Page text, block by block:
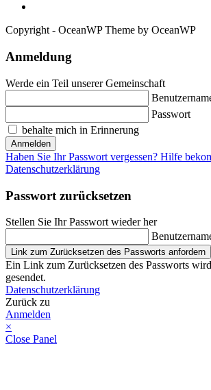
Copyright - OceanWP Theme by OceanWP
Anmeldung
Werde ein Teil unserer Gemeinschaft
Passwort
behalte mich in Erinnerung
Anmelden
Haben Sie Ihr Passwort vergessen? Hilfe
Datenschutzerklärung
Passwort zurücksetzen
Stellen Sie Ihr Passwort wieder her
Link zum Zurücksetzen des Passworts anfordern
Ein Link zum Zurücksetzen des Passworts
gesendet.
Datenschutzerklärung
Zurück zu
Anmelden
×
Close Panel